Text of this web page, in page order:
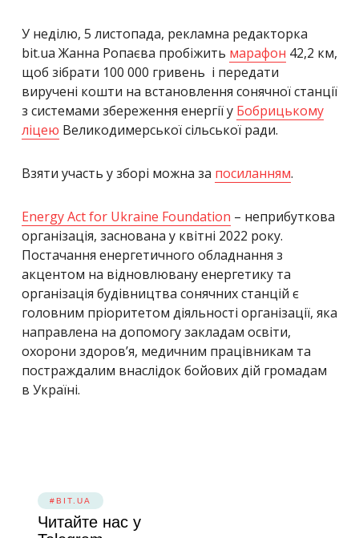
У неділю, 5 листопада, рекламна редакторка
bit.ua Жанна Ропаєва пробіжить марафон 42,2 км,
щоб зібрати 100 000 гривень і передати
виручені кошти на встановлення сонячної станції
з системами збереження енергії у Бобрицькому
ліцею Великодимерської сільської ради.
Взяти участь у зборі можна за посиланням.
Energy Act for Ukraine Foundation – неприбуткова
організація, заснована у квітні 2022 року.
Постачання енергетичного обладнання з
акцентом на відновлювану енергетику та
організація будівництва сонячних станцій є
головним пріоритетом діяльності організації, яка
направлена на допомогу закладам освіти,
охорони здоров’я, медичним працівникам та
постраждалим внаслідок бойових дій громадам
в Україні.
#BIT.UA
Читайте нас у